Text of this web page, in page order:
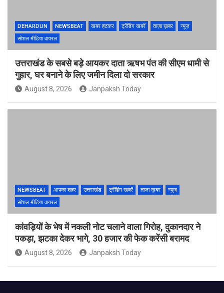
DEHARDUN NEWSBEAT खबर हटकर ट्रेंडिंग खबरें ताज़ा ख़बर
न्यूज़
सोशल मीडिया वायरल
उत्तराखंड के सबसे बड़े आयकर दाता ऋषभ पंत की सीएम धामी से
गुहार, घर बनाने के लिए जमीन दिला दो सरकार
August 8, 2026 Janpaksh Today
NEWSBEAT आपका शहर उत्तराखंड ट्रेंडिंग खबरें ताज़ा ख़बर
न्यूज़
सोशल मीडिया वायरल
कांवड़ियों के भेष में नकली नोट चलाने वाला गिरोह, दुकानदार ने
पकड़ा, झटका देकर भागे, 30 हजार की फेक करेंसी बरामद
August 8, 2026 Janpaksh Today